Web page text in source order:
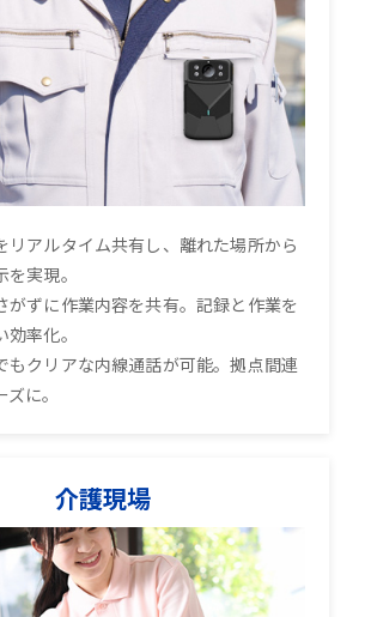
リアルタイム共有し、離れた場所から
実現。
がずに作業内容を共有。記録と作業を
率化。
もクリアな内線通話が可能。拠点間連
に。
介護現場